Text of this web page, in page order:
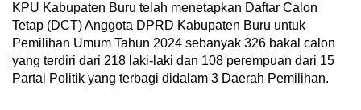
KPU Kabupaten Buru telah menetapkan Daftar Calon
Tetap (DCT) Anggota DPRD Kabupaten Buru untuk
Pemilihan Umum Tahun 2024 sebanyak 326 bakal calon
yang terdiri dari 218 laki-laki dan 108 perempuan dari 15
Partai Politik yang terbagi didalam 3 Daerah Pemilihan.